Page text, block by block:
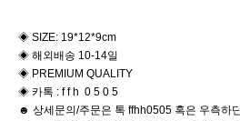
◈ SIZE: 19*12*9cm
◈ 해외배송 10-14일
◈ PREMIUM QUALITY
◈ 카톡 : f f h 0 5 0 5
☻ 상세문의/주문은 톡 ffhh0505 혹은 우측하